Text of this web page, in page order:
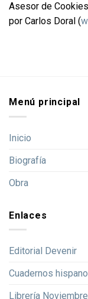
Asesor de
por Carlos Doral (
Menú principal
Inicio
Biografía
Obra
Enlaces
Editorial Devenir
Cuadernos
Librería Noviembre